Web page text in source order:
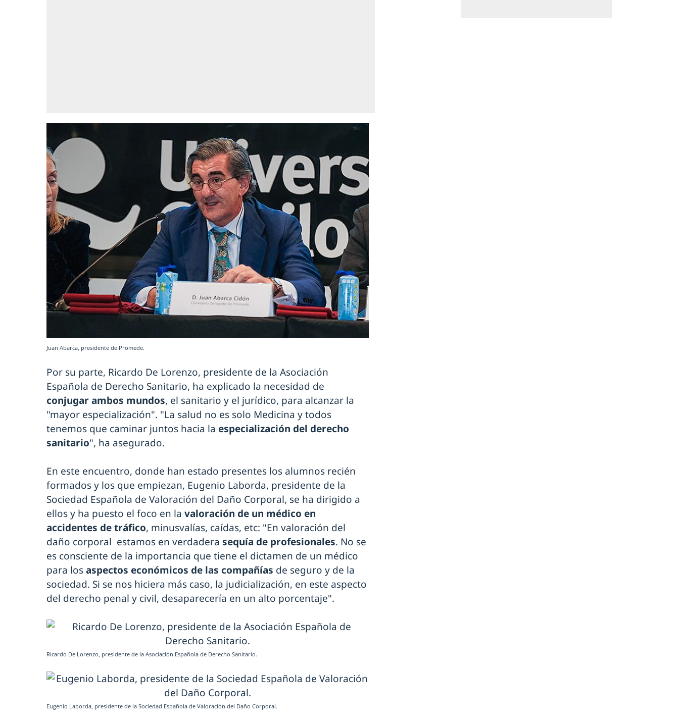
Juan Abarca, presidente de Promede.
Por su parte, Ricardo De Lorenzo, presidente de la Asociación
Española de Derecho Sanitario, ha explicado la necesidad de
conjugar ambos mundos, el sanitario y el jurídico, para alcanzar la
"mayor especialización". "La salud no es solo Medicina y todos
tenemos que caminar juntos hacia la especialización del derecho
sanitario", ha asegurado.
En este encuentro, donde han estado presentes los alumnos recién
formados y los que empiezan, Eugenio Laborda, presidente de la
Sociedad Española de Valoración del Daño Corporal, se ha dirigido a
ellos y ha puesto el foco en la valoración de un médico en
accidentes de tráfico, minusvalías, caídas, etc: "En valoración del
daño corporal estamos en verdadera sequía de profesionales. No se
es consciente de la importancia que tiene el dictamen de un médico
para losaspectos económicos de las compañías de seguro y de la
sociedad. Si se nos hiciera más caso, la judicialización, en este aspecto
del derecho penal y civil, desaparecería en un alto porcentaje".
Ricardo De Lorenzo, presidente de la Asociación Española de Derecho Sanitario.
Eugenio Laborda, presidente de la Sociedad Española de Valoración del Daño Corporal.